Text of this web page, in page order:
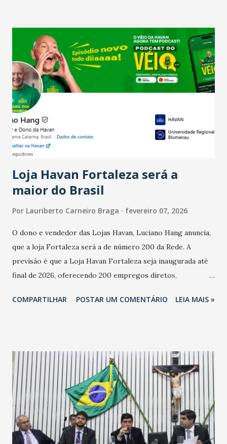
confraternizações de fim de ano e pelo pagamento do 13º
Salário para um número maior de trabalhadores, já que o
país tem a menor taxa de desemprego dos anos recentes.
Ainda segundo a Pesquisa, em novembro de 2025, 40% dos
bares e restaurantes operaram com lucro e outros 40%
registraram equilíbrio financeiro. Já o percentual de
estabelecimentos no prejuízo ficou em 19%, pouco abaixo
do observado no mês anterior. Outros 1% não existiam em
novembro. Em relação a outubro, o faturamento também
Loja Havan Fortaleza será a
maior do Brasil
Por Lauriberto Carneiro Braga fevereiro 07, 2026
O dono e vendedor das Lojas Havan, Luciano Hang anuncia,
que a loja Fortaleza será a de número 200 da Rede. A
previsão é que a Loja Havan Fortaleza seja inaugurada até
final de 2026, oferecendo 200 empregos diretos,
Havan Fortaleza ainda não foi anunciada oficialmente, mas
COMPARTILHAR POSTAR UM COMENTÁRIO LEIA MAIS »